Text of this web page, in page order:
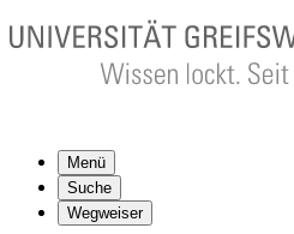
Menü
Suche
Wegweiser